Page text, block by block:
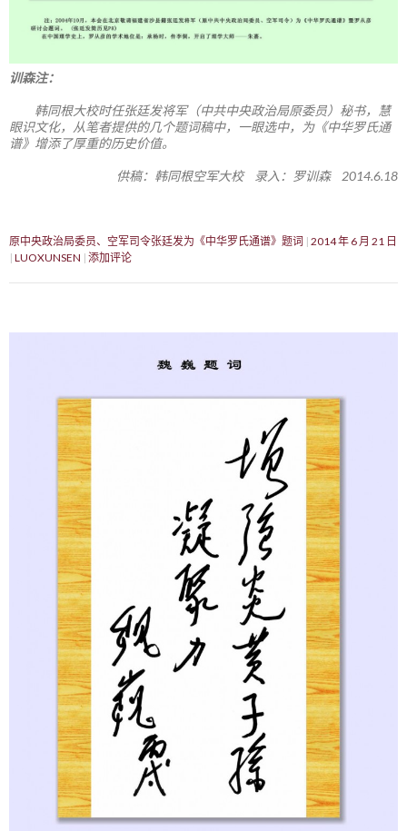
训森注：
韩同根大校时任张廷发将军（中共中央政治局原委员）秘书，慧
眼识文化，从笔者提供的几个题词稿中，一眼选中，为《中华罗氏通
谱》增添了厚重的历史价值。
供稿：韩同根空军大校 录入：罗训森 2014.6.18
原中央政治局委员、空军司令张廷发为《中华罗氏通谱》题词 2014 年 6 月 21 日
LUOXUNSEN 添加评论